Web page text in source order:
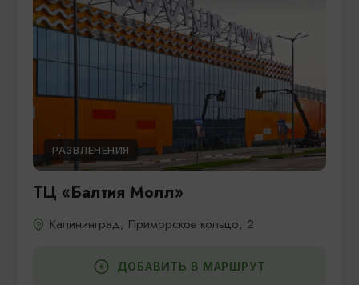
РАЗВЛЕЧЕНИЯ
ТЦ «Балтия Молл»
Калининград, Приморское кольцо, 2
ДОБАВИТЬ В МАРШРУТ